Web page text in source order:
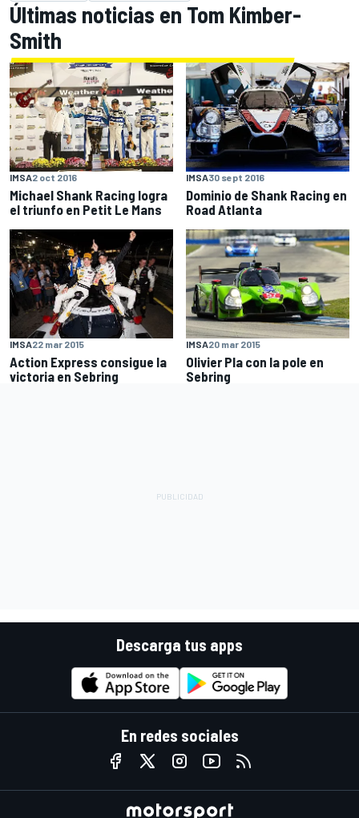
Últimas noticias en Tom Kimber-
Smith
IMSA2 oct 2016
Michael Shank Racing logra
el triunfo en Petit Le Mans
IMSA30 sept 2016
Dominio de Shank Racing en
Road Atlanta
IMSA22 mar 2015
Action Express consigue la
victoria en Sebring
IMSA20 mar 2015
Olivier Pla con la pole en
Sebring
Descarga tus apps
En redes sociales